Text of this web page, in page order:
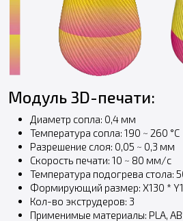
Модуль 3D-печати:
Диаметр сопла: 0,4 мм
Температура сопла: 190 ~ 260 °C
Разрешение слоя: 0,05 ~ 0,3 мм
Скорость печати: 10 ~ 80 мм/с
Температура подогрева стола:
Формирующий размер: X130 *
Кол-во экструдеров: 3
Применимые материалы: PLA,